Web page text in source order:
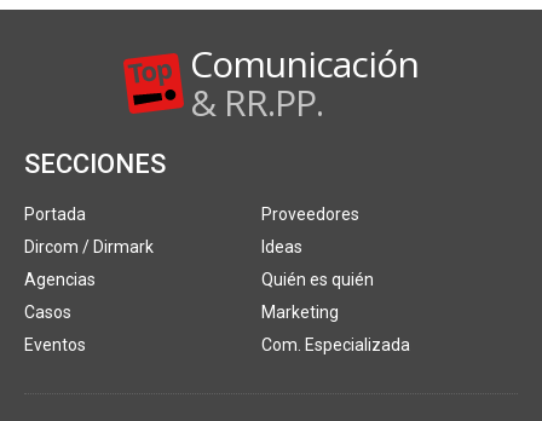
Comunicación
& RR.PP.
SECCIONES
Portada
Dircom / Dirmark
Agencias
Casos
Eventos
Proveedores
Ideas
Quién es quién
Marketing
Com. Especializada